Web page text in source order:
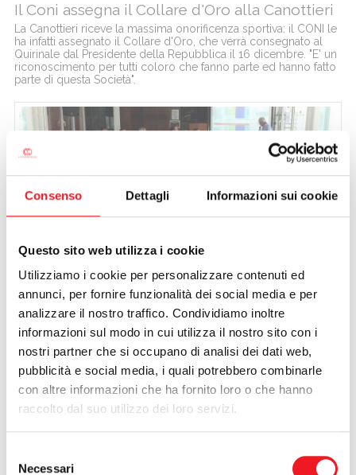
Consenso Dettagli Informazioni sui cookie
Questo sito web utilizza i cookie
Utilizziamo i cookie per personalizzare contenuti ed
annunci, per fornire funzionalità dei social media e per
analizzare il nostro traffico. Condividiamo inoltre
informazioni sul modo in cui utilizza il nostro sito con i
nostri partner che si occupano di analisi dei dati web,
pubblicità e social media, i quali potrebbero combinarle
con altre informazioni che ha fornito loro o che hanno
raccolto dal suo utilizzo dei loro servizi.
delNecessari
Il Coni assegna il Collare d'Oro alla Canottieri
La Canottieri riceve la massima onorificenza sportiva: il CONI le
ha infatti assegnato il Collare d'Oro, che verrà consegnato al
Quirinale dal Presidente della Repubblica il 16 dicembre. "E' un
riconoscimento per tutti coloro che fanno parte ed hanno fatto
parte di questa Società".
10/10/2015
Incontro con i soci
Argomenti molto interessanti quelli esposti dal Cda nella
riunione con i soci del 10 ottobre. Fotovoltaico, bilancio pre
consuntivo, lavori in sede ed eventi sono stati oggetto di una
fruibile la Cano anche nei mesi invernali.